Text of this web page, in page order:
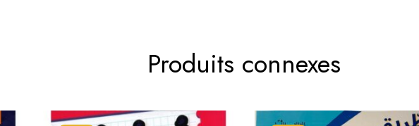
Produits connexes